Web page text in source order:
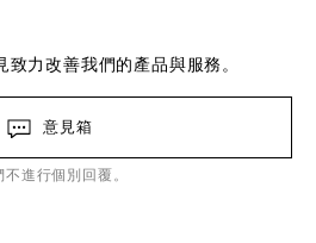
力改善我們的產品與服務。
意見箱
進行個別回覆。